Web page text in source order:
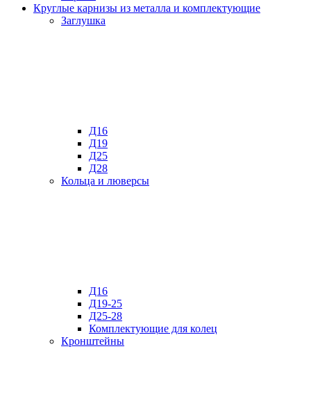
Круглые карнизы из металла и комплектующие
Заглушка
Д16
Д19
Д25
Д28
Кольца и люверсы
Д16
Д19-25
Д25-28
Комплектующие для колец
Кронштейны